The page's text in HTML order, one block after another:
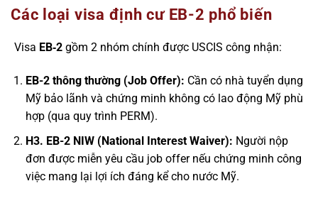
Các loại visa định cư EB-2 phổ biến
Visa EB‑2 gồm 2 nhóm chính được USCIS công nhận:
EB-2 thông thường (Job Offer): Cần có nhà tuyển dụng
Mỹ bảo lãnh và chứng minh không có lao động Mỹ phù
hợp (qua quy trình PERM).
H3. EB-2 NIW (National Interest Waiver): Người nộp
đơn được miễn yêu cầu job offer nếu chứng minh công
việc mang lại lợi ích đáng kể cho nước Mỹ.